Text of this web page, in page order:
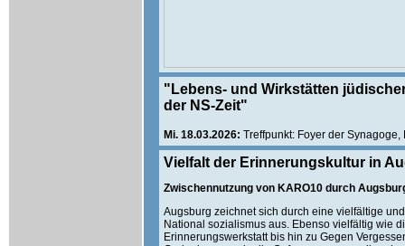
"Lebens- und Wirkstätten
der NS-Zeit"
Mi. 18.03.2026: Treffpunkt: Foyer der
Vielfalt der Erinnerungskultur in
Zwischennutzung von KARO10 durch
Augsburg zeichnet sich durch eine vielfältige
National sozialismus aus. Ebenso vielfältig wie
Erinnerungswerkstatt bis hin zu Gegen